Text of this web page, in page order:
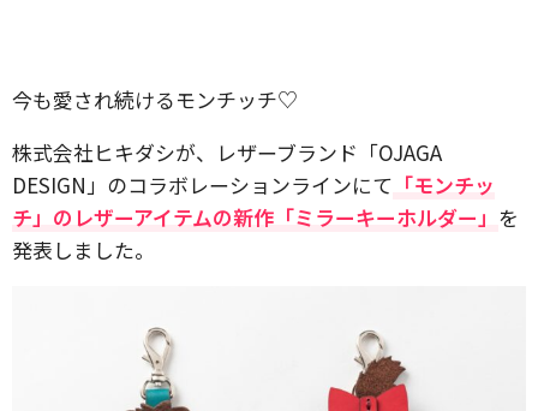
今も愛され続けるモンチッチ♡
株式会社ヒキダシが、レザーブランド「OJAGA
DESIGN」のコラボレーションラインにて 「モンチッ
チ」のレザーアイテムの新作「ミラーキーホルダー」 を
発表しました。